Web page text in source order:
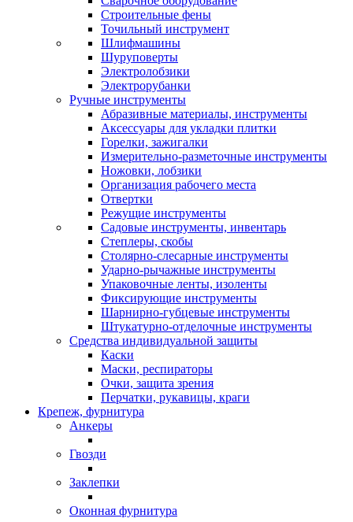
Строительные фены
Точильный инструмент
Шлифмашины
Шуруповерты
Электролобзики
Электрорубанки
Ручные инструменты
Абразивные материалы, инструменты
Аксессуары для укладки плитки
Горелки, зажигалки
Измерительно-разметочные инструменты
Ножовки, лобзики
Организация рабочего места
Отвертки
Режущие инструменты
Садовые инструменты, инвентарь
Степлеры, скобы
Столярно-слесарные инструменты
Ударно-рычажные инструменты
Упаковочные ленты, изоленты
Фиксирующие инструменты
Шарнирно-губцевые инструменты
Штукатурно-отделочные инструменты
Средства индивидуальной защиты
Каски
Маски, респираторы
Очки, защита зрения
Перчатки, рукавицы, краги
Крепеж, фурнитура
Анкеры
Гвозди
Заклепки
Оконная фурнитура